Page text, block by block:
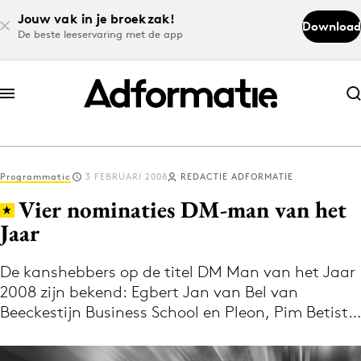
Jouw vak in je broekzak!
De beste leeservaring met de app
Download
Abonneer nu
Abonneer nu
Log in
Volg het laatste nieuws via de Adformatie
Nieuws app
Programmatic 3 FEBRUARI 2008 REDACTIE ADFORMATIE
Vier nominaties DM-man van het
Jaar
De kanshebbers op de titel DM Man van het Jaar
2008 zijn bekend: Egbert Jan van Bel van
Beeckestijn Business School en Pleon, Pim Betist…